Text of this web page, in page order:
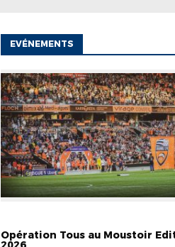
EVÉNEMENTS
Opération Tous au Moustoir